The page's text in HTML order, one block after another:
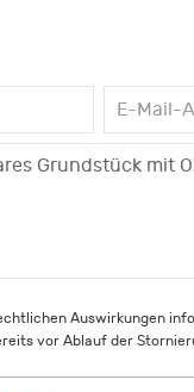
Auswirkungen
vor Ablauf der